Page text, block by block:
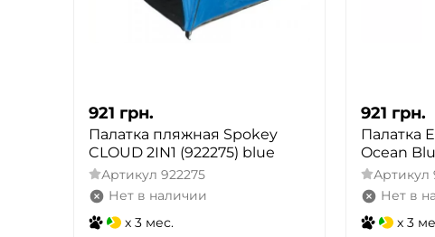
921 грн.
Палатка пляжная Spokey
CLOUD 2IN1 (922275) blue
Артикул 922275
Нет в наличии
x 3 мес.
921 грн.
Палатка
Ocean
Артикул
Нет в
x 3